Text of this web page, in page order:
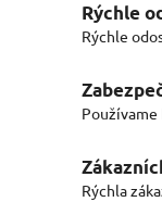
Rýchle
Rýchle
Rýchla